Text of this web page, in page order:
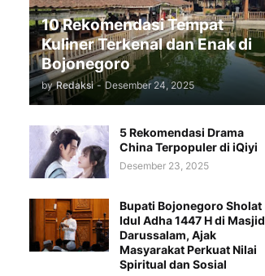
10 Rekomendasi Tempat
Kuliner Terkenal dan Enak di
Bojonegoro
by Redaksi - Desember 24, 2025
5 Rekomendasi Drama
China Terpopuler di iQiyi
Desember 23, 2025
Bupati Bojonegoro Sholat
Idul Adha 1447 H di Masjid
Darussalam, Ajak
Masyarakat Perkuat Nilai
Spiritual dan Sosial